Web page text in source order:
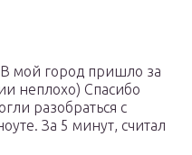
В мой город пришло за
неплохо) Спасибо
разобраться с
За 5 минут, считал